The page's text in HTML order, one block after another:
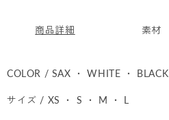
商品詳細 素材
COLOR / SAX ・ WHITE ・ BLACK
サイズ / XS ・ S ・ M ・ L